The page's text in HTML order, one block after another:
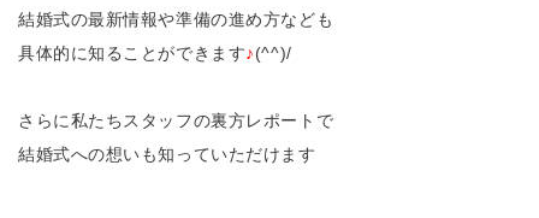
結婚式の最新情報や準備の進め方なども
具体的に知ることができます♪(^^)/
さらに私たちスタッフの裏方レポートで
結婚式への想いも知っていただけます